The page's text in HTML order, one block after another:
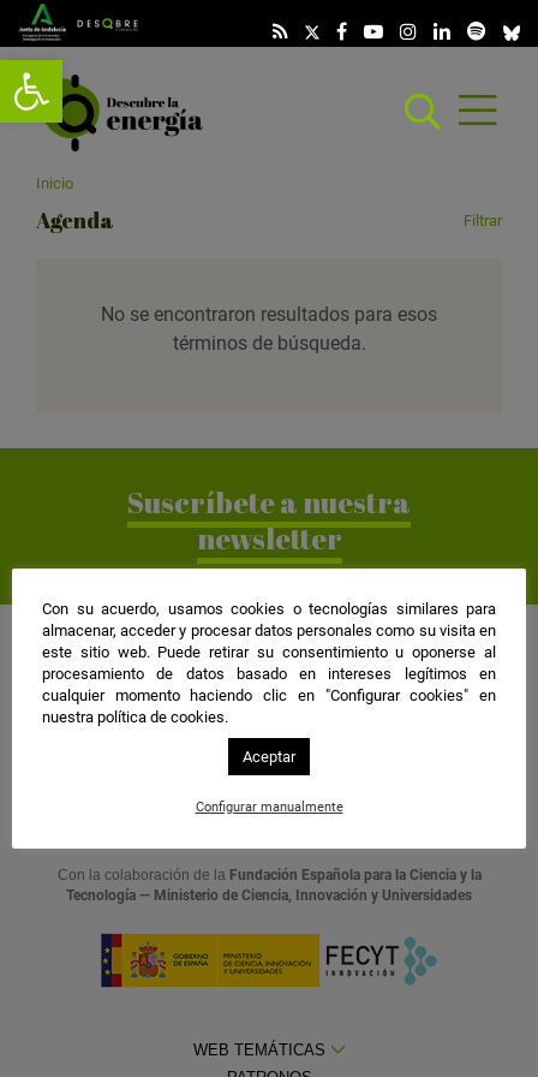
Abrir barra de herramientas
Abrir
menú
Inicio
Agenda Filtrar
No se encontraron resultados para esos
términos de búsqueda.
Suscríbete a nuestra
newsletter
Una web de:
Con la colaboración de la Fundación Española para la Ciencia y la
Tecnología — Ministerio de Ciencia, Innovación y Universidades
WEB TEMÁTICAS
Con su acuerdo, usamos cookies o tecnologías similares para
almacenar, acceder y procesar datos personales como su visita en
este sitio web. Puede retirar su consentimiento u oponerse al
procesamiento de datos basado en intereses legítimos en
cualquier momento haciendo clic en "Configurar cookies" en
nuestra política de cookies.
Aceptar
Configurar manualmente